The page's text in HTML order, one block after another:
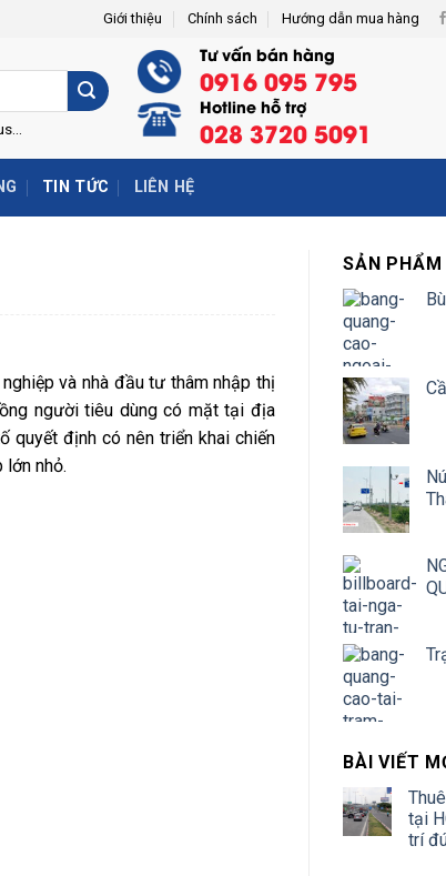
Giới thiệu Chính sách Hướng dẫn mua hàng
Tư vấn bán hàng
0916 095 795
Hotline hỗ trợ
028 3720 5091
TIN TỨC LIÊN HỆ
và nhà đầu tư thâm nhập thị
người tiêu dùng có mặt tại địa
quyết định có nên triển khai chiến
lớn nhỏ.
SẢN PHẨM
BÀI VIẾT
tại
trí